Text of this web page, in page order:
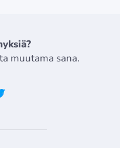
muutama sana.